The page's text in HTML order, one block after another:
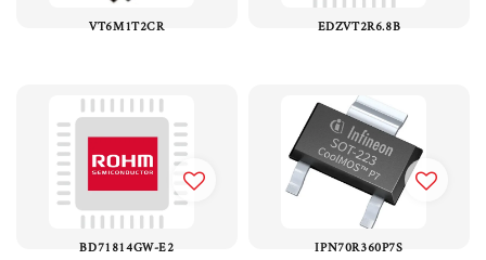
VT6M1T2CR EDZVT2R6.8B
BD71814GW-E2 IPN70R360P7S